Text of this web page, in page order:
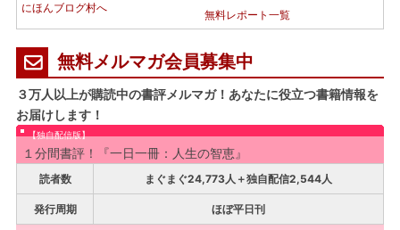
にほんブログ村へ
無料レポート一覧
無料メルマガ会員募集中
３万人以上が購読中の書評メルマガ！あなたに役立つ書籍情報を
お届けします！
【独自配信版】
１分間書評！『一日一冊：人生の智恵』
読者数 まぐまぐ24,773人＋独自配信2,544人
発行周期 ほぼ平日刊